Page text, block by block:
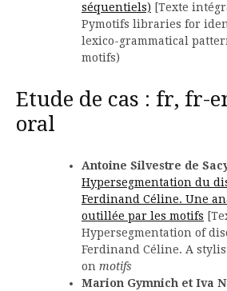
séquentiels) [Texte
Pymotifs libraries for
lexico-grammatical
motifs)
Etude de cas : fr, fr-
oral
Antoine Silvestre de
Hypersegmentation du
Ferdinand Céline. Une
outillée par les motifs
Hypersegmentation of
Ferdinand Céline. A
on motifs
Marion Gymnich et Iva